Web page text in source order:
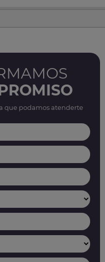
que podamos atenderte